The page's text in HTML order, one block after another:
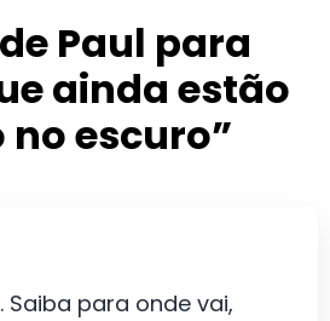
Paul para
ainda estão
escuro”
Saiba para onde vai,